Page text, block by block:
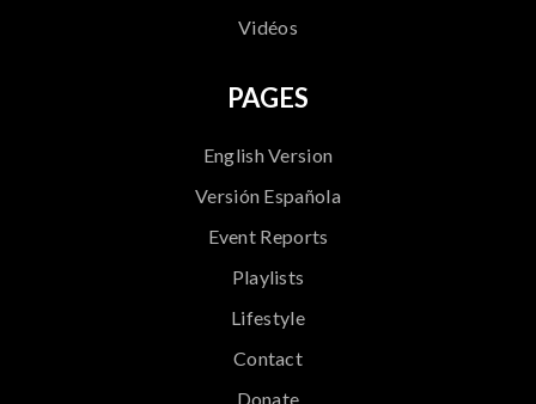
Vidéos
PAGES
English Version
Versión Española
Event Reports
Playlists
Lifestyle
Contact
Donate